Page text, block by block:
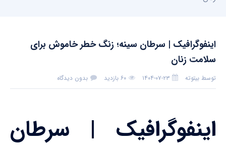
اینفوگرافیک | سرطان سینه؛ زنگ خطر خاموش برای
سلامت زنان
توسط بیتوته ۱۴۰۴-۰۷-۲۳ ۶۰ بازدید بدون دیدگاه
اینفوگرافیک | سرطان